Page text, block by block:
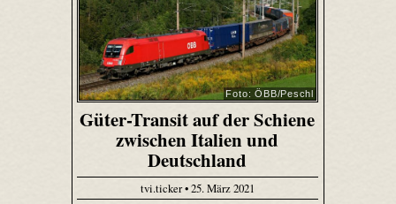
Foto: ÖBB/Peschl
Güter-Transit auf der Schiene
zwischen Italien und
Deutschland
tvi.ticker • 25. März 2021